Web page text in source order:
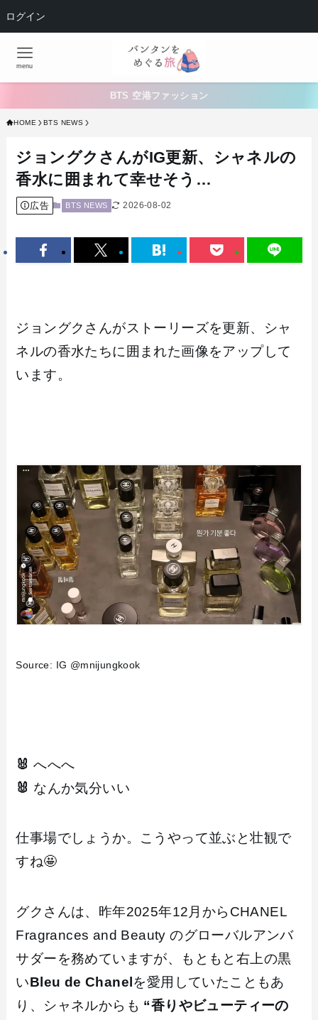
ログイン
menu
BTS 空港ファッション
HOME BTS NEWS
ジョングクさんがIG更新、シャネルの
香水に囲まれて幸せそう…
広告 BTS NEWS 2026-08-02
ジョングクさんがストーリーズを更新、シャ
ネルの香水たちに囲まれた画像をアップして
います。
Source: IG @mnijungkook
🐰 へへへ
🐰 なんか気分いい
仕事場でしょうか。こうやって並ぶと壮観で
すね🤩
グクさんは、昨年2025年12月からCHANEL
Fragrances and Beauty のグローバルアンバ
サダーを務めていますが、もともと右上の黒
いBleu de Chanelを愛用していたこともあ
り、シャネルからも “香りやビューティーの